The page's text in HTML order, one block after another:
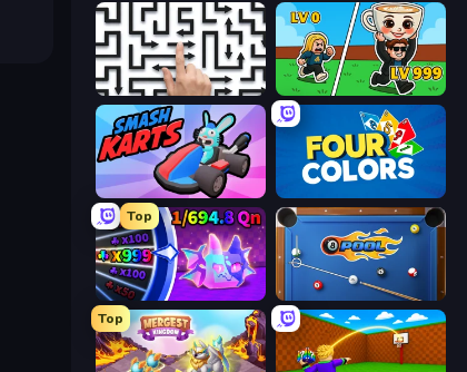
Arrow Escape: Puzzle Brainrot Arena Online
Smash Karts
Top
Meeland.io 8 Ball Pool
Top